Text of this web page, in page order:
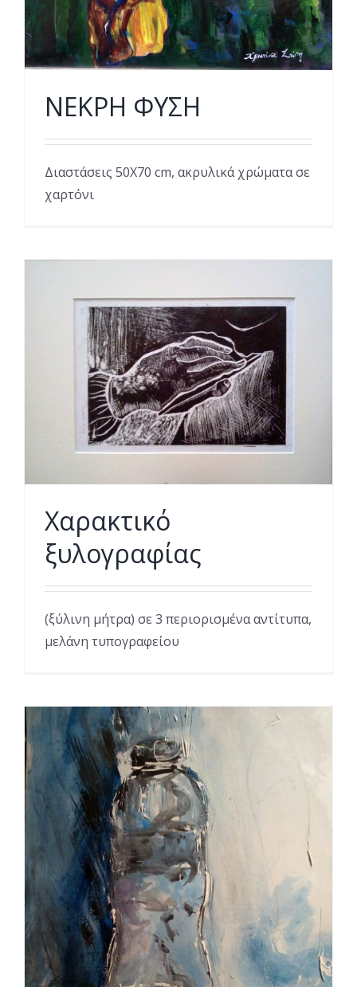
ΝΕΚΡΗ ΦΥΣΗ
Διαστάσεις 50Χ70 cm, ακρυλικά χρώματα σε
χαρτόνι
Χαρακτικό
ξυλογραφίας
(ξύλινη μήτρα) σε 3 περιορισμένα αντίτυπα,
μελάνη τυπογραφείου